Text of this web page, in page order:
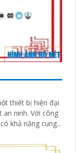
thiết bị hiện đại
Với công
khả năng cung...